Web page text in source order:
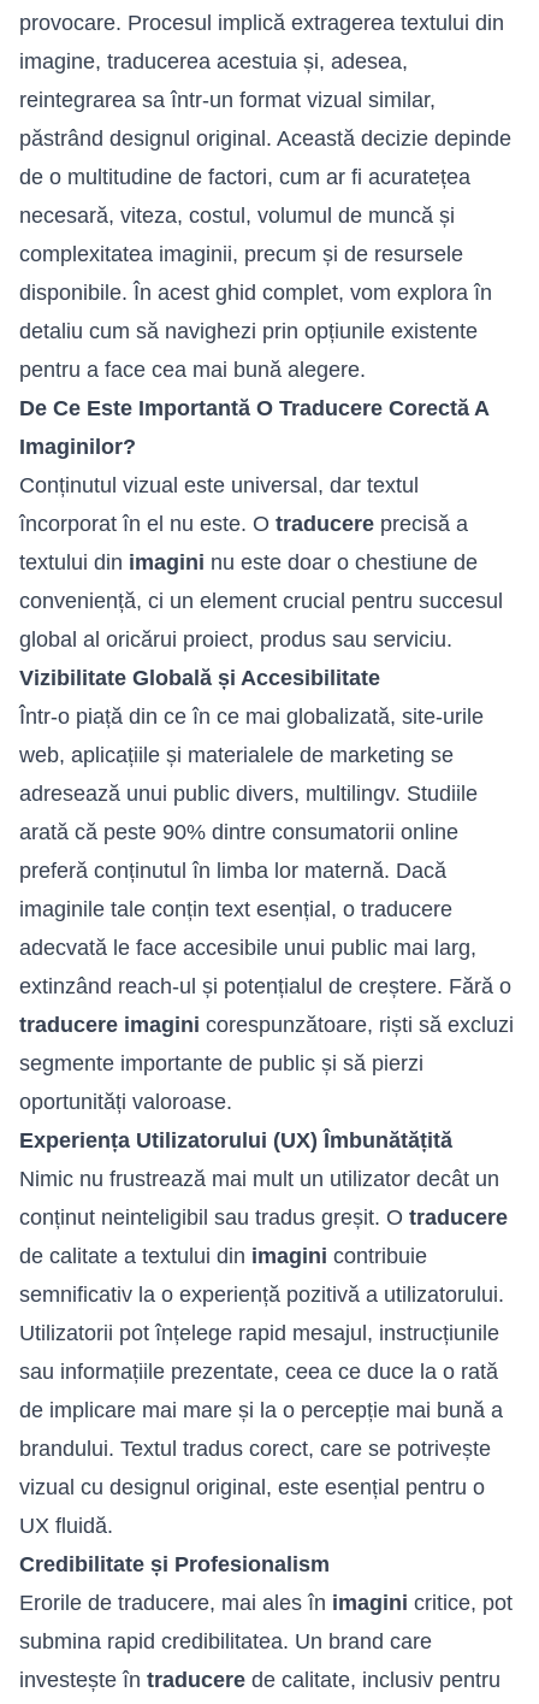
provocare. Procesul implică extragerea textului din
imagine, traducerea acestuia și, adesea,
reintegrarea sa într-un format vizual similar,
păstrând designul original. Această decizie depinde
de o multitudine de factori, cum ar fi acuratețea
necesară, viteza, costul, volumul de muncă și
complexitatea imaginii, precum și de resursele
disponibile. În acest ghid complet, vom explora în
detaliu cum să navighezi prin opțiunile existente
pentru a face cea mai bună alegere.
De Ce Este Importantă O Traducere Corectă A
Imaginilor?
Conținutul vizual este universal, dar textul
încorporat în el nu este. O traducere precisă a
textului din imagini nu este doar o chestiune de
conveniență, ci un element crucial pentru succesul
global al oricărui proiect, produs sau serviciu.
Vizibilitate Globală și Accesibilitate
Într-o piață din ce în ce mai globalizată, site-urile
web, aplicațiile și materialele de marketing se
adresează unui public divers, multilingv. Studiile
arată că peste 90% dintre consumatorii online
preferă conținutul în limba lor maternă. Dacă
imaginile tale conțin text esențial, o traducere
adecvată le face accesibile unui public mai larg,
extinzând reach-ul și potențialul de creștere. Fără o
traducere imagini corespunzătoare, riști să excluzi
segmente importante de public și să pierzi
oportunități valoroase.
Experiența Utilizatorului (UX) Îmbunătățită
Nimic nu frustrează mai mult un utilizator decât un
conținut neinteligibil sau tradus greșit. O traducere
de calitate a textului din imagini contribuie
semnificativ la o experiență pozitivă a utilizatorului.
Utilizatorii pot înțelege rapid mesajul, instrucțiunile
sau informațiile prezentate, ceea ce duce la o rată
de implicare mai mare și la o percepție mai bună a
brandului. Textul tradus corect, care se potrivește
vizual cu designul original, este esențial pentru o
UX fluidă.
Credibilitate și Profesionalism
Erorile de traducere, mai ales în imagini critice, pot
submina rapid credibilitatea. Un brand care
investește în traducere de calitate, inclusiv pentru